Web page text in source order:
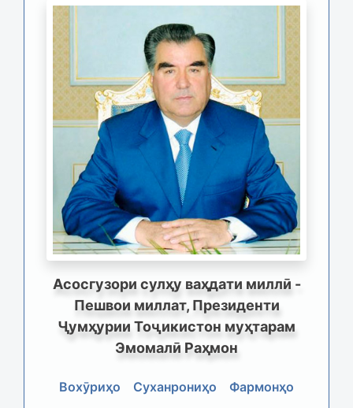
Асосгузори сулҳу ваҳдати миллӣ -
Пешвои миллат, Президенти
Ҷумҳурии Тоҷикистон муҳтарам
Эмомалӣ Раҳмон
Вохӯриҳо Суханрониҳо
Фармонҳо